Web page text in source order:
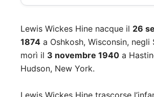
Lewis Wickes Hine nacque il 26
1874 a Oshkosh, Wisconsin, negli
morì il 3 novembre 1940 a
Hudson, New York.